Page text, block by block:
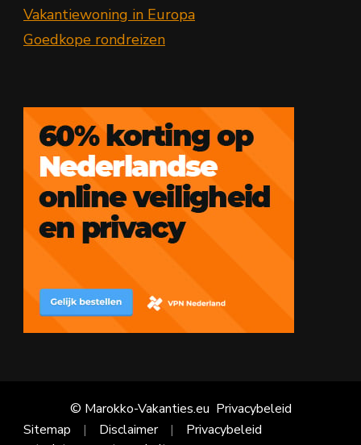
Vakantiewoning in Europa
Goedkope rondreizen
© Marokko-Vakanties.eu Privacybeleid
Sitemap
Disclaimer
Privacybeleid